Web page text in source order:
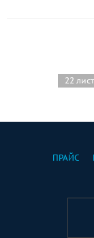
22
ПРАЙС